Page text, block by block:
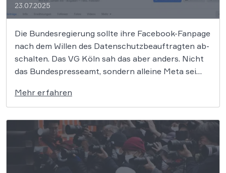
23.07.2025
Die Bun­des­re­gie­rung sollte ihre Face­book-Fan­page
nach dem Wil­len des Da­ten­schutz­be­auf­trag­ten ab­
schal­ten. Das VG Köln sah das aber an­ders. Nicht
das Bundespresseamt, sondern alleine Meta sei
der Fanpage für die Platzierung von „Cookies“
einzuholen. Das Presse- und Informationsamt der
Bundesregierung darf seine „Facebook-Fanpage“
weiterbetreiben. Dies hat […]
Mehr erfahren